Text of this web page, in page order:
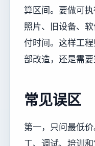
算区间。要做可执
照片、旧设备、
付时间。这样工
部改造，还是需要
常见误区
第一，只问最低
工、调试、培训